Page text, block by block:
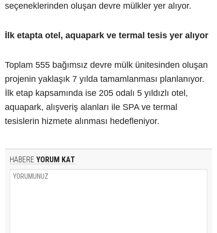
seçeneklerinden oluşan devre mülkler yer alıyor.
İlk etapta otel, aquapark ve termal tesis yer alıyor
Toplam 555 bağımsız devre mülk ünitesinden oluşan
projenin yaklaşık 7 yılda tamamlanması planlanıyor.
İlk etap kapsamında ise 205 odalı 5 yıldızlı otel,
aquapark, alışveriş alanları ile SPA ve termal
tesislerin hizmete alınması hedefleniyor.
HABERE YORUM KAT